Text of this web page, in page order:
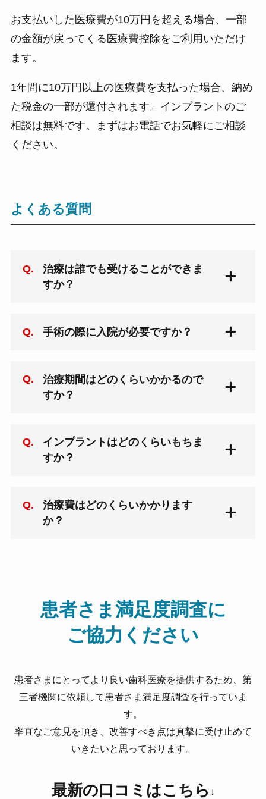
お支払いした医療費が10万円を超える場合、一部
の金額が戻ってくる医療費控除をご利用いただけ
ます。
1年間に10万円以上の医療費を支払った場合、納め
た税金の一部が還付されます。インプラントのご
相談は無料です。まずはお電話でお気軽にご相談
ください。
よくある質問
治療は誰でも受けることができま
すか？
20歳前後から、健康な方であれば基本的
手術の際に入院が必要ですか？
し、特殊な症例や全身疾患をお持ちの患
者さんの場合は、入院して手術を行うこ
治療期間はどのくらいかかるので
すか？
って差がありますが、治療期間はおおよ
そ4カ月から7カ月程度必要となります。
インプラントはどのくらいもちま
すか？
管理が大きく関係します。お口の衛生状
態が悪いとインプラントは長持ちしませ
治療費はどのくらいかかります
か？
異なりますので、詳しくは担当ドクター
にお尋ねください。
患者さま満足度調査に
ご協力ください
患者さまにとってより良い歯科医療を提供するため、第
三者機関に依頼して患者さま満足度調査を行っていま
す。
率直なご意見を頂き、改善すべき点は真摯に受け止めて
いきたいと思っております。
最新の口コミはこちら ↓